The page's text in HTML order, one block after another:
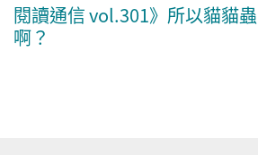
閱讀通信 vol.301》所以貓貓
啊？